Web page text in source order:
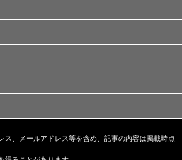
ス、メールアドレス等を含め、記事の内容は掲載時点